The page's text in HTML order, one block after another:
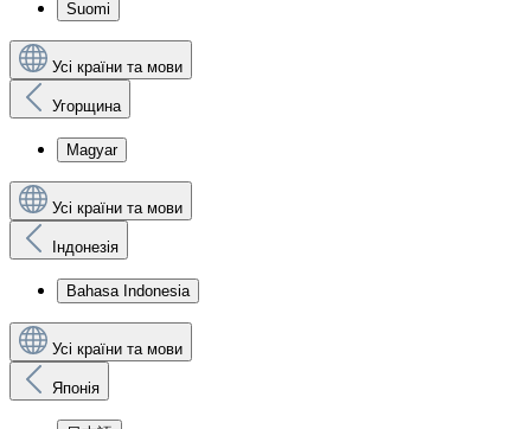
Suomi
Усі країни та мови
Угорщина
Magyar
Усі країни та мови
Індонезія
Bahasa Indonesia
Усі країни та мови
Японія